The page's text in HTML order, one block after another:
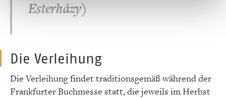
Esterházy)
Die Verleihung
Die Verleihung findet traditionsgemäß während der
Frankfurter Buchmesse statt, die jeweils im Herbst